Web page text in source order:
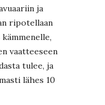
ja
ripotellaan
vaatteeseen
tulee, ja
lähes 10